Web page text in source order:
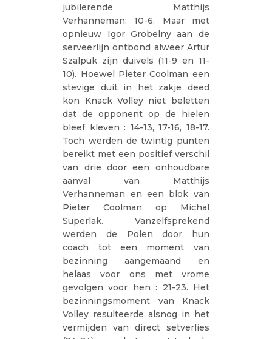
jubilerende Matthijs
Verhanneman: 10-6. Maar met
opnieuw Igor Grobelny aan de
serveerlijn ontbond alweer Artur
Szalpuk zijn duivels (11-9 en 11-
10). Hoewel Pieter Coolman een
stevige duit in het zakje deed
kon Knack Volley niet beletten
dat de opponent op de hielen
bleef kleven : 14-13, 17-16, 18-17.
Toch werden de twintig punten
bereikt met een positief verschil
van drie door een onhoudbare
aanval van Matthijs
Verhanneman en een blok van
Pieter Coolman op Michal
Superlak. Vanzelfsprekend
werden de Polen door hun
coach tot een moment van
bezinning aangemaand en
helaas voor ons met vrome
gevolgen voor hen : 21-23. Het
bezinningsmoment van Knack
Volley resulteerde alsnog in het
vermijden van direct setverlies